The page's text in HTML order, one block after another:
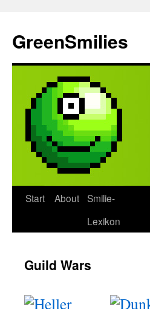
springen
GreenSmilies
Start About Smilie-
Lexikon
Guild Wars